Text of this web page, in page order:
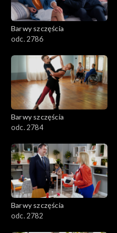
Barwy szczęścia
odc. 2786
Barwy szczęścia
odc. 2784
Barwy szczęścia
odc. 2782